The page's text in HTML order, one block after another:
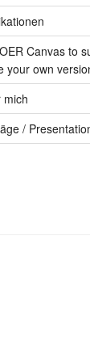
Canvas to
your own
mich
/